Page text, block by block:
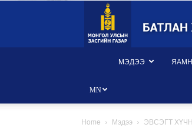
Монгол
Улсын
Батлан
хамгаалах
МЭДЭЭ
MN
Home Мэдээ ЭВСЭГТ